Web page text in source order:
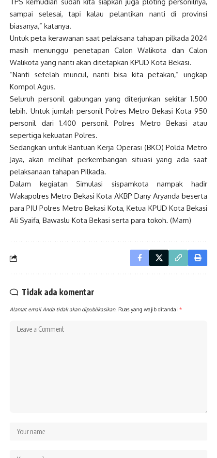
sampai selesai, tapi kalau pelantikan nanti di provinsi
biasanya,” katanya.
Untuk peta kerawanan saat pelaksana tahapan pilkada 2024
masih menunggu penetapan Calon Walikota dan Calon
Walikota yang nanti akan ditetapkan KPUD Kota Bekasi.
“Nanti setelah muncul, nanti bisa kita petakan,” ungkap
Kompol Agus.
Seluruh personil gabungan yang diterjunkan sekitar 1.500
lebih. Untuk jumlah personil Polres Metro Bekasi Kota 950
personil dari 1.400 personil Polres Metro Bekasi atau
sepertiga kekuatan Polres.
Sedangkan untuk Bantuan Kerja Operasi (BKO) Polda Metro
Jaya, akan melihat perkembangan situasi yang ada saat
pelaksanaan tahapan Pilkada.
Dalam kegiatan Simulasi sispamkota nampak hadir
Wakapolres Metro Bekasi Kota AKBP Dany Aryanda beserta
para PJU Polres Metro Bekasi Kota, Ketua KPUD Kota Bekasi
Ali Syaifa, Bawaslu Kota Bekasi serta para tokoh. (Mam)
Tidak ada komentar
Alamat email Anda tidak akan dipublikasikan. Ruas yang wajib ditandai *